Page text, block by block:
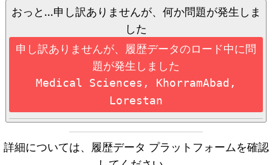
おっと...申し訳ありませんが、何か問題が発生しま
した
申し訳ありませんが、履歴データのロード中に問
題が発生しました
Medical Sciences, KhorramAbad,
Lorestan
詳細については、履歴データ プラットフォームを確認